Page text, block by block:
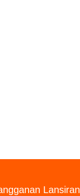
Lansiran